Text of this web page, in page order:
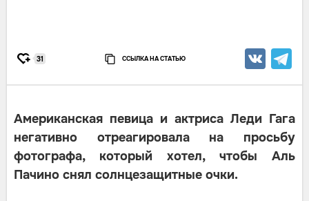
31 ССЫЛКА НА СТАТЬЮ
Американская певица и актриса Леди Гага
негативно отреагировала на просьбу
фотографа, который хотел, чтобы Аль
Пачино снял солнцезащитные очки.